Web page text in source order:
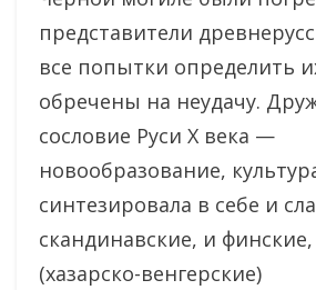
представители
все попытки определить
обречены на неудачу.
сословие Руси Х века —
новообразование,
синтезировала в себе и
скандинавские, и
(хазарско-венгерские)